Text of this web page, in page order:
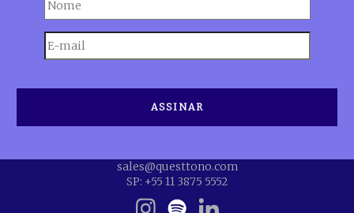
sales@questtono.com
SP: +55 11 3875 5552